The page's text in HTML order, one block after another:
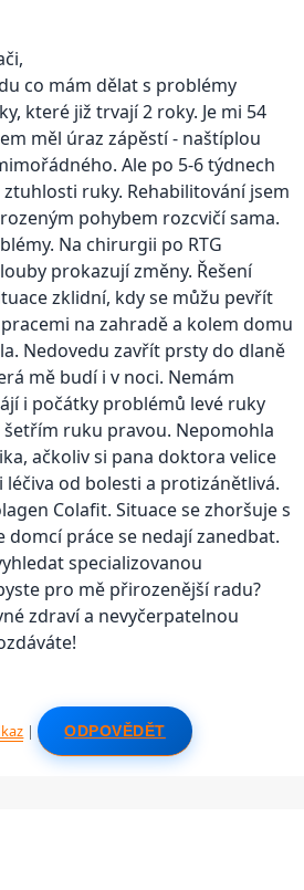
co mám dělat s problémy
které již trvají 2 roky. Je mi 54
měl úraz zápěstí - naštíplou
Ale po 5-6 týdnech
ruky. Rehabilitování jsem
pohybem rozcvičí sama.
Na chirurgii po RTG
prokazují změny. Řešení
zklidní, kdy se můžu pevřít
na zahradě a kolem domu
Nedovedu zavřít prsty do dlaně
mě budí i v noci. Nemám
i počátky problémů levé ruky
šetřím ruku pravou. Nepomohla
ačkoliv si pana doktora velice
od bolesti a protizánětlivá.
Colafit. Situace se zhoršuje s
domcí práce se nedají zanedbat.
specializovanou
pro mě přirozenější radu?
zdraví a nevyčerpatelnou
| ODPOVĚDĚT